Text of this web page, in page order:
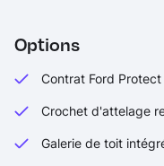
Options
Contrat Ford
Crochet d'attelage
Galerie de toit